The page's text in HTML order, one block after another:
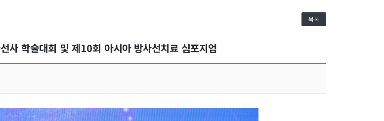
목록
사 학술대회 및 제10회 아시아 방사선치료 심포지엄